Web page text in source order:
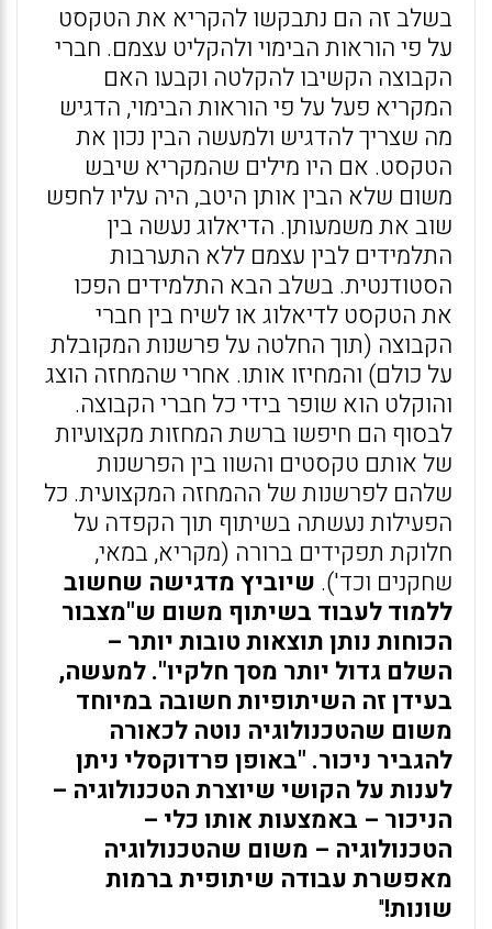
בשלב זה הם נתבקשו להקריא את הטקסט
על פי הוראות הבימוי ולהקליט עצמם. חברי
הקבוצה הקשיבו להקלטה וקבעו האם
המקריא פעל על פי הוראות הבימוי, הדגיש
מה שצריך להדגיש ולמעשה הבין נכון את
הטקסט. אם היו מילים שהמקריא שיבש
משום שלא הבין אותן היטב, היה עליו לחפש
שוב את משמעותן. הדיאלוג נעשה בין
התלמידים לבין עצמם ללא התערבות
הסטודנטית. בשלב הבא התלמידים הפכו
את הטקסט לדיאלוג או לשיח בין חברי
הקבוצה (תוך החלטה על פרשנות המקובלת
על כולם) והמחיזו אותו. אחרי שהמחזה הוצג
והוקלט הוא שופר בידי כל חברי הקבוצה.
לבסוף הם חיפשו ברשת המחזות מקצועיות
של אותם טקסטים והשוו בין הפרשנות
שלהם לפרשנות של ההמחזה המקצועית. כל
הפעילות נעשתה בשיתוף תוך הקפדה על
חלוקת תפקידים ברורה (מקריא, במאי,
שחקנים וכד'). שיוביץ מדגישה שחשוב
ללמוד לעבוד בשיתוף משום ש"מצבור
הכוחות נותן תוצאות טובות יותר –
השלם גדול יותר מסך חלקיו". למעשה,
בעידן זה השיתופיות חשובה במיוחד
משום שהטכנולוגיה נוטה לכאורה
להגביר ניכור. "באופן פרדוקסלי ניתן
לענות על הקושי שיוצרת הטכנולוגיה –
הניכור – באמצעות אותו כלי –
הטכנולוגיה – משום שהטכנולוגיה
מאפשרת עבודה שיתופית ברמות
שונות!"